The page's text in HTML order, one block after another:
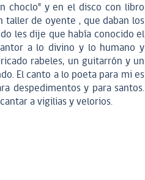
choclo" y en el disco con libro
taller de oyente , que daban los
les dije que había conocido el
a lo divino y lo humano y
rabeles, un guitarrón y un
El canto a lo poeta para mi es
despedimentos y para santos.
a vigilias y velorios.